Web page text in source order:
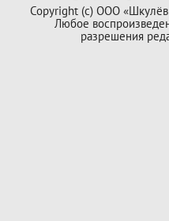
Copyright (с) ООО
Любое
разрешения